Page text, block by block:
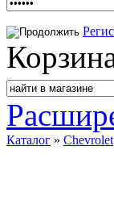
Каталог » Chevrolet